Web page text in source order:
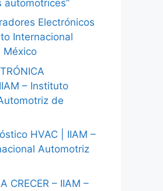
automotrices”
Electrónicos
Internacional
México
– Instituto
de
HVAC | IIAM –
Automotriz
CRECER – IIAM –